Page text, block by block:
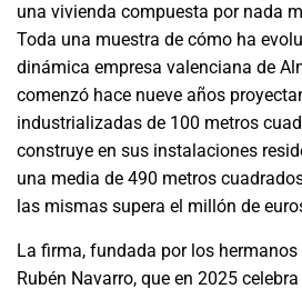
una vivienda compuesta por nada
Toda una muestra de cómo ha
dinámica empresa valenciana de
comenzó hace nueve años
industrializadas de 100 metros
construye en sus instalaciones
una media de 490 metros
las mismas supera el millón de
La firma, fundada por los
Rubén Navarro, que en 2025